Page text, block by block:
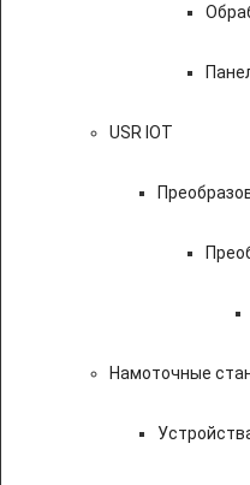
USR IOT
Намоточные